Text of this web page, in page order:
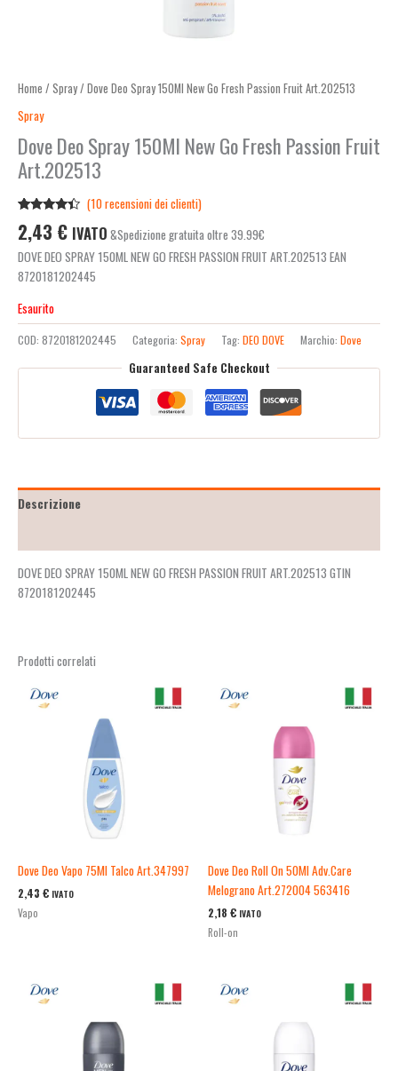
Home / Spray/ Dove Deo Spray 150Ml New Go Fresh Passion Fruit Art.202513
Spray
Dove Deo Spray 150Ml New Go Fresh Passion Fruit
Art.202513
4.20 su 5
su base
di
(10recensioni dei clienti)
2,43 € IVATO &Spedizione gratuita oltre 39.99€
DOVE DEO SPRAY 150ML NEW GO FRESH PASSION FRUIT ART.202513 EAN
8720181202445
Esaurito
COD: 8720181202445 Categoria: Spray Tag: DEO DOVE Marchio: Dove
Guaranteed Safe Checkout
Descrizione
DOVE DEO SPRAY 150ML NEW GO FRESH PASSION FRUIT ART.202513 GTIN
8720181202445
Prodotti correlati
Dove Deo Vapo 75Ml Talco Art.347997
2,43 € IVATO
Vapo
Dove Deo Roll On 50Ml Adv.Care
Melograno Art.272004 563416
2,18 € IVATO
Roll-on